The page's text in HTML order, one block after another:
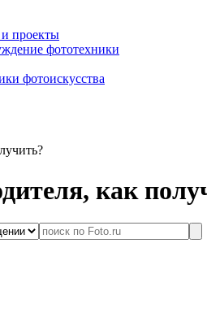
проекты
фототехники
фотоискусства
как